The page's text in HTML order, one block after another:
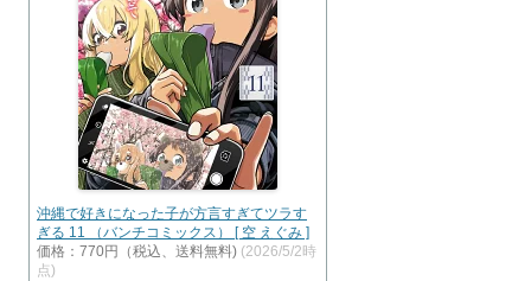
沖縄で好きになった子が方言すぎてツラす
ぎる 11 （バンチコミックス） [ 空 えぐみ ]
価格：770円（税込、送料無料) (2026/5/2時
点)